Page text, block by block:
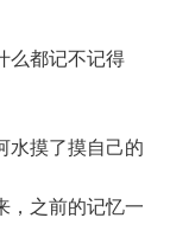
都记不记得
摸了摸自己的
，之前的记忆一